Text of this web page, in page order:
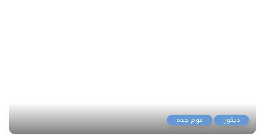
ديكور فوم جدة